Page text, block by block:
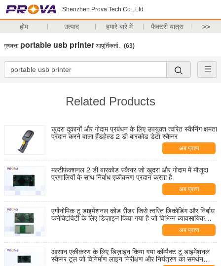
Shenzhen Prova Tech Co., Ltd
होम उत्पाद हमारे बारे में फैक्टरी यात्रा >>
गुणवत्ता portable usb printer आपूर्तिकर्ता. (63)
Related Products
खुदरा दुकानों और गोदाम प्रबंधन के लिए उपयुक्त त्वरित स्कैनिंग क्षमता
प्रदान करने वाला हैंडहेल्ड 2 डी बारकोड डेटा स्कैनर
अब प्रश्न
मल्टीफंक्शनल 2 डी बारकोड स्कैनर जो खुदरा और गोदाम में मौजूदा
प्रणालियों के साथ निर्बाध एकीकरण प्रदान करता है
अब प्रश्न
एर्गोनोमिक टू डाइमेंशनल कोड रीडर जिसे त्वरित डिकोडिंग और निर्बाध
कनेक्टिविटी के लिए डिज़ाइन किया गया है जो विभिन्न व्यावसायिक
अब प्रश्न
आसान एकीकरण के लिए डिज़ाइन किया गया कॉम्पैक्ट टू डाइमेंशनल
स्कैनर टूल जो विनिर्माण लाइन निरीक्षण और नियंत्रण का समर्थन